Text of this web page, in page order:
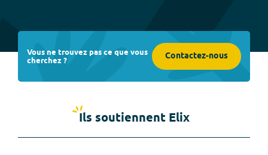
Vous ne trouvez pas ce que vous
cherchez ? Contactez-nous
Ils soutiennent Elix